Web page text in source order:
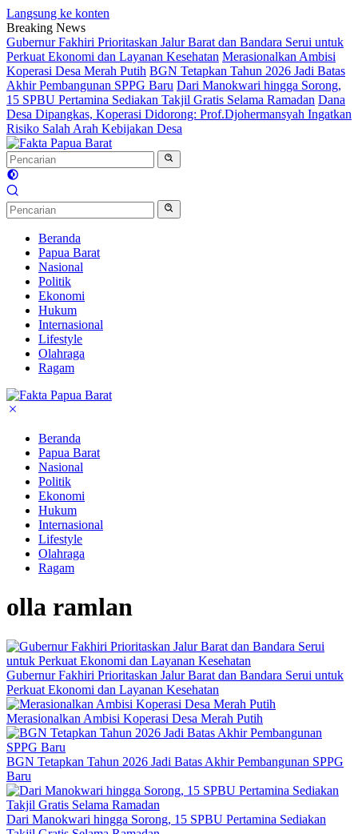
Langsung ke konten
Breaking News
Gubernur Fakhiri Prioritaskan Jalur Barat dan Bandara Serui untuk
Perkuat Ekonomi dan Layanan Kesehatan Merasionalkan Ambisi
Koperasi Desa Merah Putih BGN Tetapkan Tahun 2026 Jadi Batas
Akhir Pembangunan SPPG Baru Dari Manokwari hingga Sorong,
15 SPBU Pertamina Sediakan Takjil Gratis Selama Ramadan Dana
Desa Dipangkas, Koperasi Didorong: Prof.Djohermansyah Ingatkan
Risiko Salah Arah Kebijakan Desa
Beranda
Papua Barat
Nasional
Politik
Ekonomi
Hukum
Internasional
Lifestyle
Olahraga
Ragam
Beranda
Papua Barat
Nasional
Politik
Ekonomi
Hukum
Internasional
Lifestyle
Olahraga
Ragam
olla ramlan
Gubernur Fakhiri Prioritaskan Jalur Barat dan Bandara Serui untuk
Perkuat Ekonomi dan Layanan Kesehatan
Merasionalkan Ambisi Koperasi Desa Merah Putih
BGN Tetapkan Tahun 2026 Jadi Batas Akhir Pembangunan SPPG
Baru
Dari Manokwari hingga Sorong, 15 SPBU Pertamina Sediakan